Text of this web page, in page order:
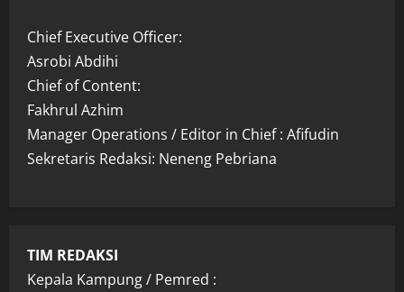
Chief Executive Officer:
Asrobi Abdihi
Chief of Content:
Fakhrul Azhim
Manager Operations / Editor in Chief : Afifudin
Sekretaris Redaksi: Neneng Pebriana
TIM REDAKSI
Kepala Kampung / Pemred :